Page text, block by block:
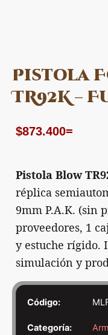
Pistola
TR92K –
$873.400=
Pistola Blow
réplica
9mm P.A.K. (sin
proveedores, 1
y estuche rígido.
simulación y
Código:
Categoría: